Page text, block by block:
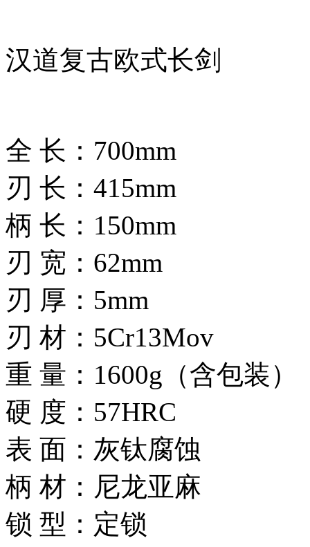
汉道复古欧式长剑
全 长：700mm
刃 长：415mm
柄 长：150mm
刃 宽：62mm
刃 厚：5mm
刃 材：5Cr13Mov
重 量：1600g（含包装）
硬 度：57HRC
表 面：灰钛腐蚀
柄 材：尼龙亚麻
锁 型：定锁